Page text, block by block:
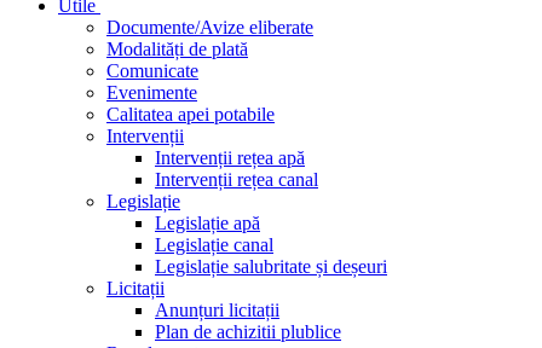
Utile
Documente/Avize eliberate
Modalități de plată
Comunicate
Evenimente
Calitatea apei potabile
Intervenții
Intervenții rețea apă
Intervenții rețea canal
Legislație
Legislație apă
Legislație canal
Legislație salubritate și deșeuri
Licitații
Anunțuri licitații
Plan de achizitii plublice